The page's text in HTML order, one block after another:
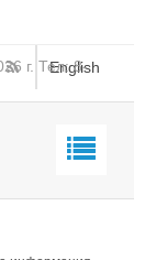
г. Тел: 8-
English